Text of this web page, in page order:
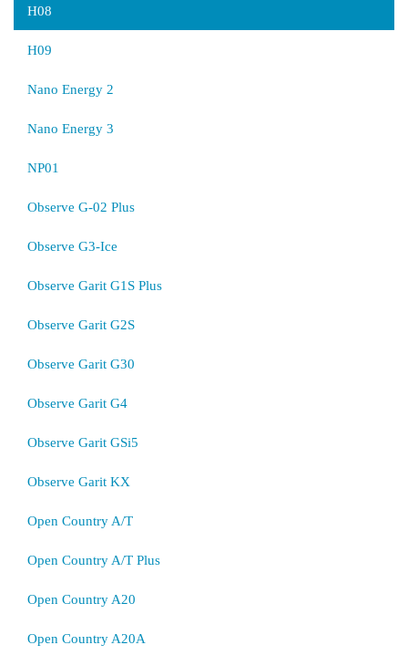
H08
H09
Nano Energy 2
Nano Energy 3
NP01
Observe G-02 Plus
Observe G3-Ice
Observe Garit G1S Plus
Observe Garit G2S
Observe Garit G30
Observe Garit G4
Observe Garit GSi5
Observe Garit KX
Open Country A/T
Open Country A/T Plus
Open Country A20
Open Country A20A